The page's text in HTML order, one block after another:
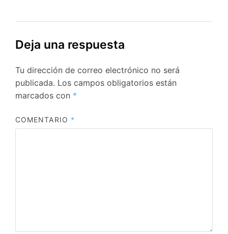
Deja una respuesta
Tu dirección de correo electrónico no será
publicada. Los campos obligatorios están
marcados con *
COMENTARIO *